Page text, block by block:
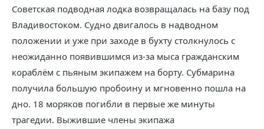
Советская подводная лодка возвращалась на базу под
Владивостоком. Судно двигалось в надводном
положении и уже при заходе в бухту столкнулось с
неожиданно появившимся из-за мыса гражданским
кораблём с пьяным экипажем на борту. Субмарина
получила большую пробоину и мгновенно пошла на
дно. 18 моряков погибли в первые же минуты
трагедии. Выжившие члены экипажа